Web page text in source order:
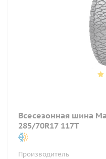
Всесезонная шина
285/70R17 117T
Производитель